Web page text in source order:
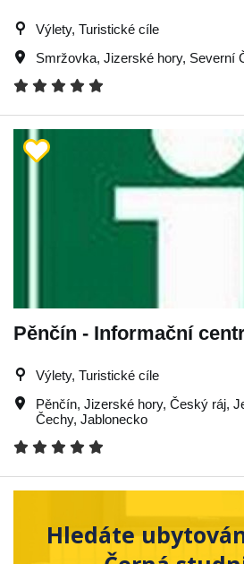
Výlety, Turistické cíle
Smržovka, Jizerské hory, Severní
Pěnčín - Informační
Výlety, Turistické cíle
Pěnčín, Jizerské hory, Český ráj,
Čechy, Jablonecko
Hledáte